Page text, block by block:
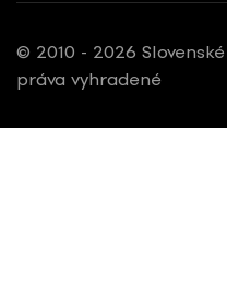
© 2010 - 2026
práva vyhradené